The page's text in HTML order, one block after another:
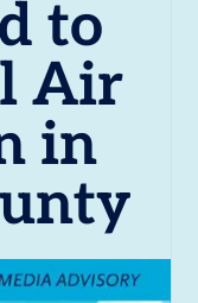
to
Air
in